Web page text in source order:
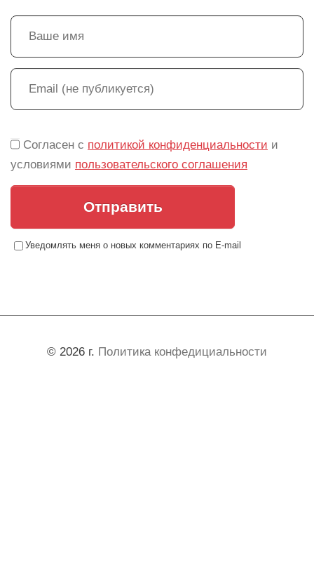
Согласен с политикой конфиденциальности и
условиями пользовательского соглашения
Отправить
Уведомлять меня о новых комментариях по E-mail
© 2026 г. Политика конфедициальности